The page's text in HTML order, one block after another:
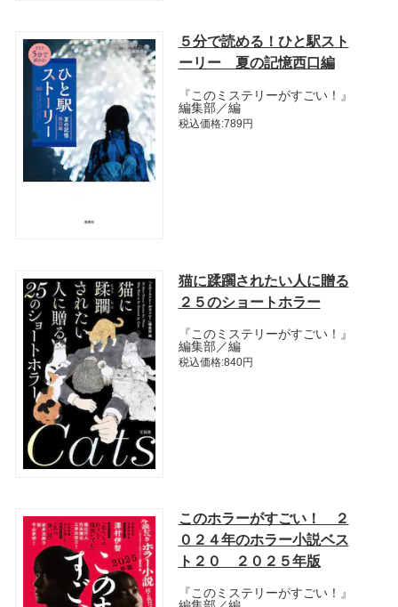
５分で読める！ひと駅スト
ーリー 夏の記憶西口編
『このミステリーがすごい！』
編集部／編
税込価格:789円
猫に蹂躙されたい人に贈る
２５のショートホラー
『このミステリーがすごい！』
編集部／編
税込価格:840円
このホラーがすごい！ ２
０２４年のホラー小説ベス
ト２０ ２０２５年版
『このミステリーがすごい！』